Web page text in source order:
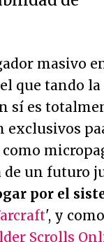
masivo
que tando la
sí es
exclusivos
de un futuro
por el
', y como
Scrolls